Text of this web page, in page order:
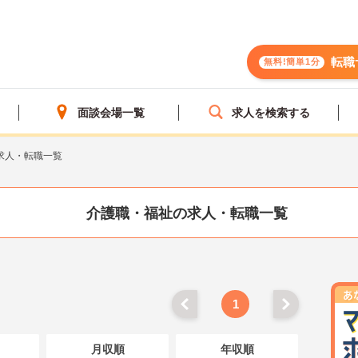
無料!簡単1分 転職
面談会場一覧 求人を検索する
人・転職一覧
介護職・福祉の求人・転職一覧
1
月収順 年収順